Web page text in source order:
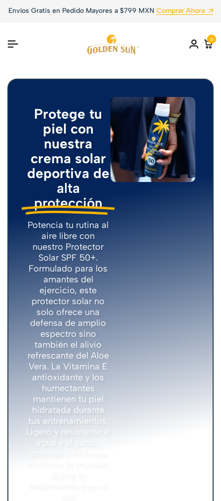
Envíos Gratis en Pedido Mayores a $799 MXN Comprar Ahora
0
Protege tu
piel con
nuestra
crema solar
deportiva de
alta
protección
Potencia tu rutina al
aire libre con
nuestro Protector
Solar SPF 50+.
Formulado para los
amantes del
ejercicio, este
protector solar no
solo ofrece una
defensa de amplio
espectro sino
también el alivio
refrescante del Aloe
Vera. La Vitamina E
antioxidante y los
humectantes
mantienen tu piel
hidratada durante
tus entrenamientos.
Ligero y resistente al
agua y al sudor,